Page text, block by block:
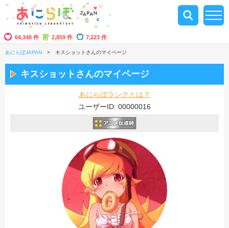
64,348 件 2,859 件 7,223 作
あにらぼJAPAN キスショットさんのマイページ
キスショットさんのマイページ
あにらぼランクとは？
ユーザーID: 00000016